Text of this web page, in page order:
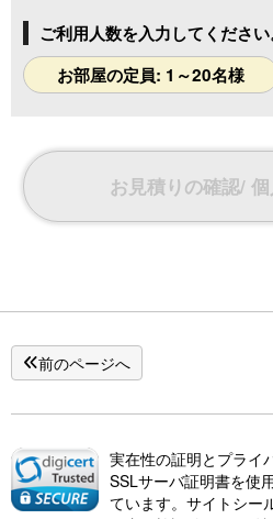
ご利用人数を入力してください
お部屋の定員: 1～20名様
お見積りの確認/
前のページへ
実在性の証明とプライ
SSLサーバ証明書を使
ています。サイトシー